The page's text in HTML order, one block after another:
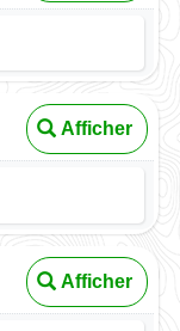
Afficher
Afficher